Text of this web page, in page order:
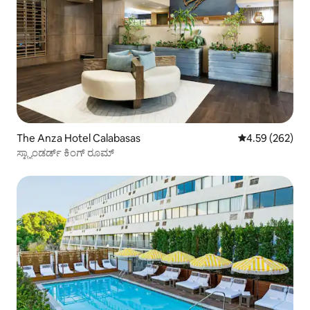
The Anza Hotel Calabasas 5 ರಲ್ಲಿ 4.59
4.59 (262)
ಸ್ಟ್ಯಾಂಡರ್ಡ್ ಕಿಂಗ್ ರೂಮ್